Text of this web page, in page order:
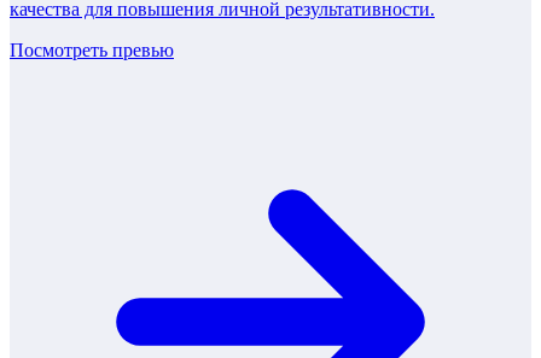
качества для повышения личной результативности.
Посмотреть превью